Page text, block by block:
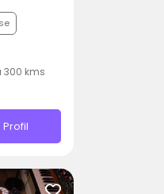
300 kms
Profil